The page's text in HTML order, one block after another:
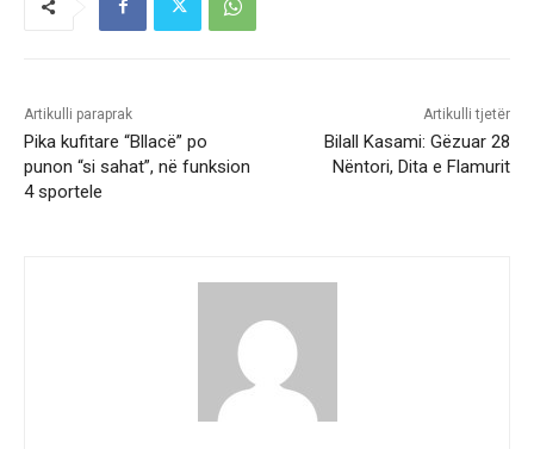
Artikulli paraprak
Pika kufitare “Bllacë” po
punon “si sahat”, në funksion
4 sportele
Artikulli tjetër
Bilall Kasami: Gëzuar 28
Nëntori, Dita e Flamurit